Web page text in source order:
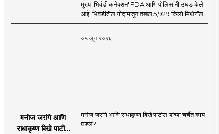
मुख्य 'भिवंडी कनेक्शन' FDA आणि पोलिसांनी उघड केले
आहे. भिवंडीतील गोदामातून तब्बल 5,929 किलो मिथेनॉल ..
०५ जून २०२६
मनोज जरांगे आणि
राधाकृष्ण विखे पाटील
मनोज जरांगे आणि राधाकृष्ण विखे पाटील यांच्या चर्चेत काय
घडलं?..